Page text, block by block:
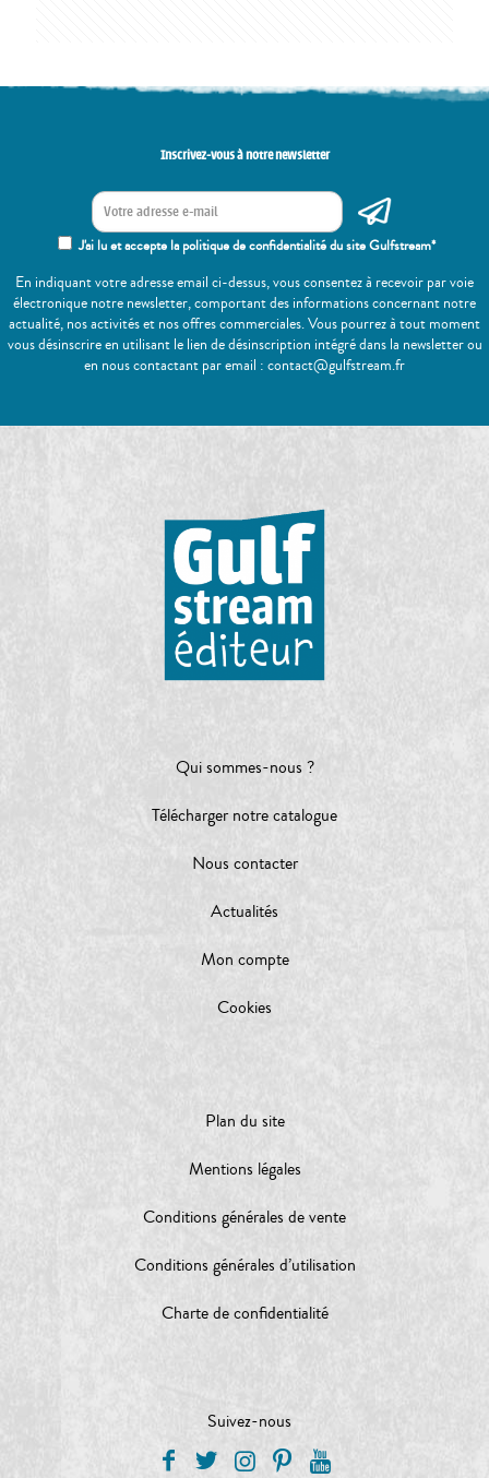
Inscrivez-vous à notre newsletter
J'ai lu et accepte la politique de confidentialité du site Gulfstream*
En indiquant votre adresse email ci-dessus, vous consentez à recevoir par voie
électronique notre newsletter, comportant des informations concernant notre
actualité, nos activités et nos offres commerciales. Vous pourrez à tout moment
vous désinscrire en utilisant le lien de désinscription intégré dans la newsletter ou
en nous contactant par email : contact@gulfstream.fr
Qui sommes-nous ?
Télécharger notre catalogue
Nous contacter
Actualités
Mon compte
Cookies
Plan du site
Mentions légales
Conditions générales de vente
Conditions générales d’utilisation
Charte de confidentialité
Suivez-nous